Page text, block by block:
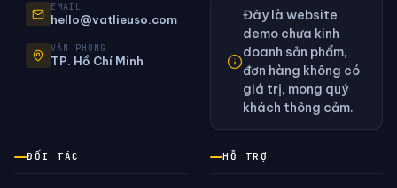
EMAIL
hello@vatlieuso.com
VĂN PHÒNG
TP. Hồ Chí Minh
ĐỐI TÁC HỖ TRỢ
Đây là website
demo chưa kinh
doanh sản phẩm,
đơn hàng không có
giá trị, mong quý
khách thông cảm.